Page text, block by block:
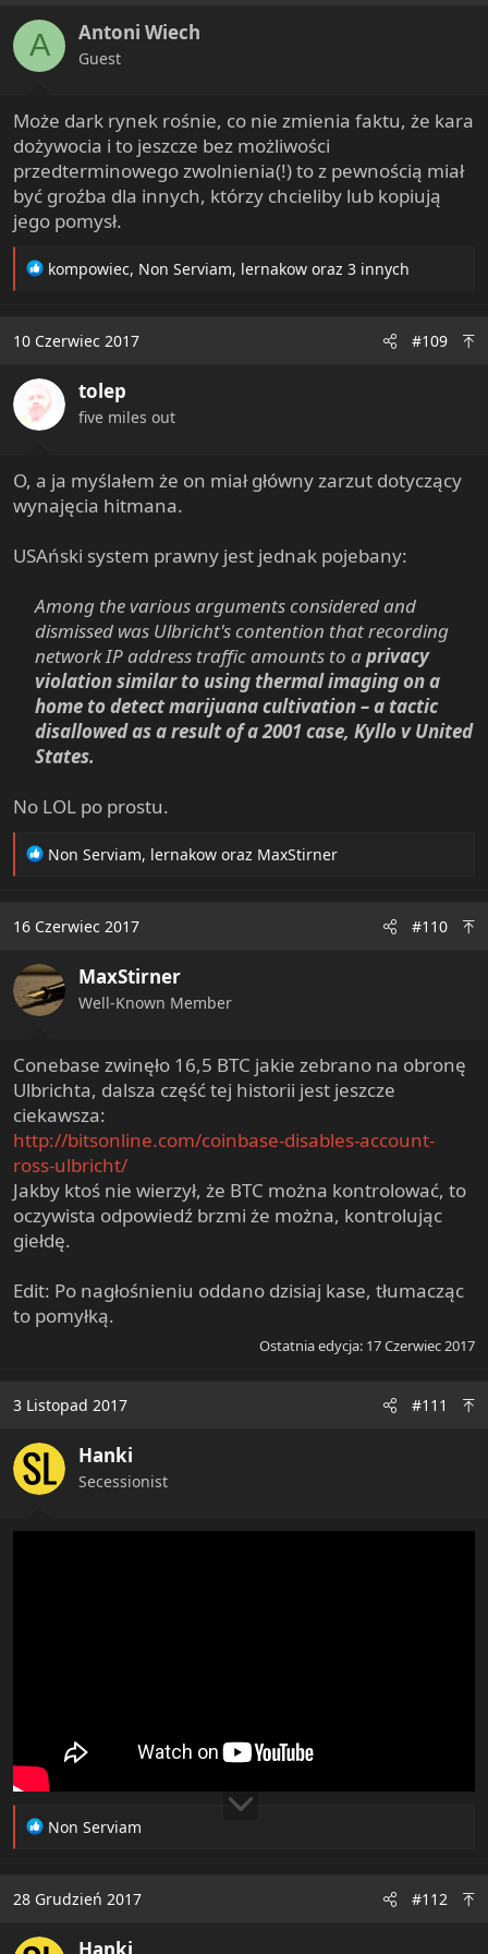
n
s
A Antoni Wiech
Guest
Może dark rynek rośnie, co nie zmienia faktu, że kara
dożywocia i to jeszcze bez możliwości
przedterminowego zwolnienia(!) to z pewnością miał
być groźba dla innych, którzy chcieliby lub kopiują
jego pomysł.
R
t
o
n
s
kompowiec, Non Serviam, lernakow oraz 3 innych
10 Czerwiec 2017 #109
tolep
five miles out
O, a ja myślałem że on miał główny zarzut dotyczący
wynajęcia hitmana.
USAński system prawny jest jednak pojebany:
Among the various arguments considered and
dismissed was Ulbricht's contention that recording
network IP address traffic amounts to aprivacy
violation similar to using thermal imaging on a
home to detect marijuana cultivation – a tactic
disallowed as a result of a 2001 case, Kyllo v United
States.
No LOL po prostu.
R
t
o
n
s
Non Serviam, lernakow oraz MaxStirner
16 Czerwiec 2017 #110
MaxStirner
Well-Known Member
Conebase zwinęło 16,5 BTC jakie zebrano na obronę
Ulbrichta, dalsza część tej historii jest jeszcze
ciekawsza:
http://bitsonline.com/coinbase-disables-account-
ross-ulbricht/
Jakby ktoś nie wierzył, że BTC można kontrolować, to
oczywista odpowiedź brzmi że można, kontrolując
giełdę.
Edit: Po nagłośnieniu oddano dzisiaj kase, tłumacząc
to pomyłką.
Ostatnia edycja: 17 Czerwiec 2017
3 Listopad 2017 #111
Hanki
Secessionist
R
t
o
Non Serviam
28 Grudzień 2017 #112
Hanki